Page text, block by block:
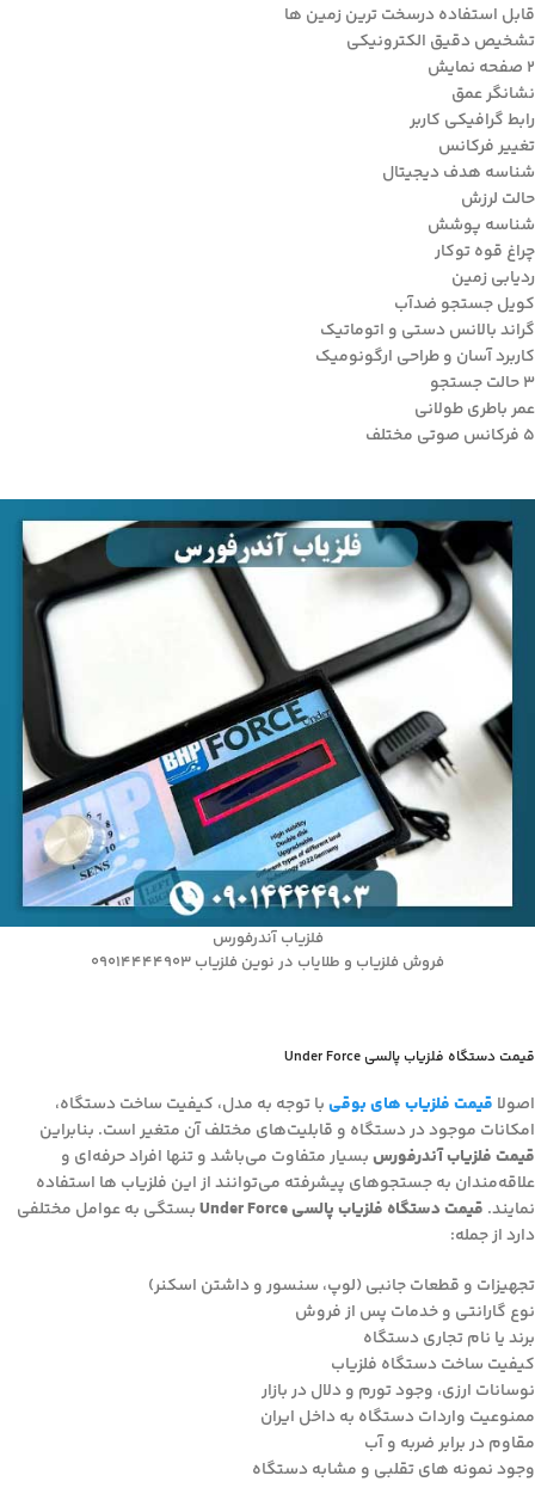
قابل استفاده درسخت ترین زمین ها
تشخیص دقیق الکترونیکی
۲ صفحه نمایش
نشانگر عمق
رابط گرافیکی کاربر
تغییر فرکانس
شناسه هدف دیجیتال
حالت لرزش
شناسه پوشش
چراغ قوه توکار
ردیابی زمین
کویل جستجو ضدآب
گراند بالانس دستی و اتوماتیک
کاربرد آسان و طراحی ارگونومیک
۳ حالت جستجو
عمر باطری طولانی
۵ فرکانس صوتی مختلف
فلزیاب آندرفورس
فروش فلزیاب و طلایاب در نوین فلزیاب 09014444903
قیمت دستگاه فلزیاب پالسی Under Force
اصولا قیمت فلزیاب های بوقیبا توجه به مدل، کیفیت ساخت دستگاه،
امکانات موجود در دستگاه و قابلیت‌های مختلف آن متغیر است. بنابراین
قیمت فلزیاب آندرفورسبسیار متفاوت می‌باشد و تنها افراد حرفه‌ای و
علاقه‌مندان به جستجوهای پیشرفته می‌توانند از این فلزیاب ها استفاده
نمایند. قیمت دستگاه فلزیاب پالسی Under Force
بستگی به عوامل مختلفی
دارد از جمله:
تجهیزات و قطعات جانبی (لوپ، سنسور و داشتن اسکنر)
نوع گارانتی و خدمات پس از فروش
برند یا نام تجاری دستگاه
کیفیت ساخت دستگاه فلزیاب
نوسانات ارزی، وجود تورم و دلال در بازار
ممنوعیت واردات دستگاه به داخل ایران
مقاوم در برابر ضربه و آب
وجود نمونه های تقلبی و مشابه دستگاه